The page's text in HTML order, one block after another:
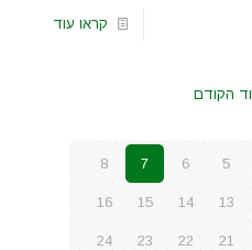
קראו עוד
הקודם
5
6
7
8
13
14
15
16
21
22
23
24